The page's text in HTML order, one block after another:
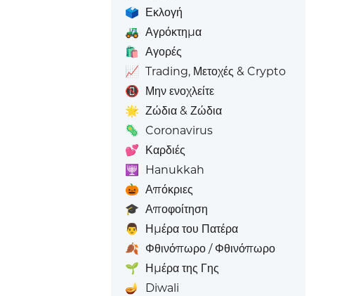
🗳️ Εκλογή
🚜 Αγρόκτημα
🛍️ Αγορές
📈 Trading, Μετοχές & Crypto
📵 Μην ενοχλείτε
🌟 Ζώδια & Ζώδια
🦠 Coronavirus
💕 Καρδιές
🕎
Hanukkah
🎃 Απόκριες
🎓 Αποφοίτηση
👨
Ημέρα του Πατέρα
🍂 Φθινόπωρο / Φθινόπωρο
🌱 Ημέρα της Γης
🪔
Diwali